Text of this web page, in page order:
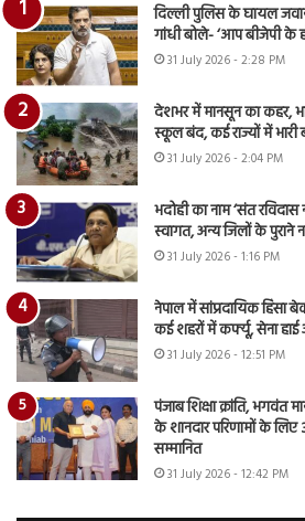
दिल्ली पुलिस के घायल
गांधी बोले- ‘आप बीजेपी के
31 July 2026 - 2:28 PM
देशभर में मानसून का कहर,
स्कूल बंद, कई राज्यों में भारी
31 July 2026 - 2:04 PM
भदोही का नाम ‘संत रविदास
स्वागत, अन्य जिलों के पुराने
31 July 2026 - 1:16 PM
नेपाल में सांप्रदायिक
कई शहरों में कर्फ्यू, सेना हाई
31 July 2026 - 12:51 PM
पंजाब शिक्षा क्रांति, भगवंत
के शानदार परिणामों के लिए
सम्मानित
31 July 2026 - 12:42 PM